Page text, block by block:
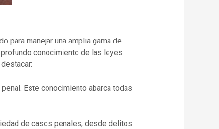
para manejar una amplia gama de
conocimiento de las leyes
Este conocimiento abarca todas
de casos penales, desde delitos